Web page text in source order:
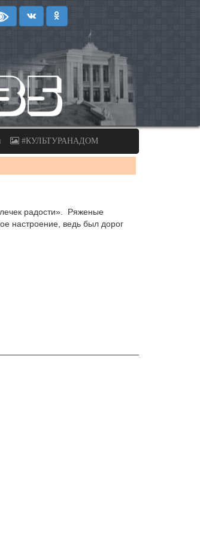
#КУЛЬТУРАНАДОМ
радости». Ряженые
настроение, ведь был дорог